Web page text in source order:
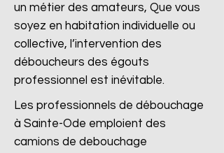
un métier des amateurs, Que vous
soyez en habitation individuelle ou
collective, l’intervention des
déboucheurs des égouts
professionnel est inévitable.
Les professionnels de débouchage
à Sainte-Ode emploient des
camions de debouchage